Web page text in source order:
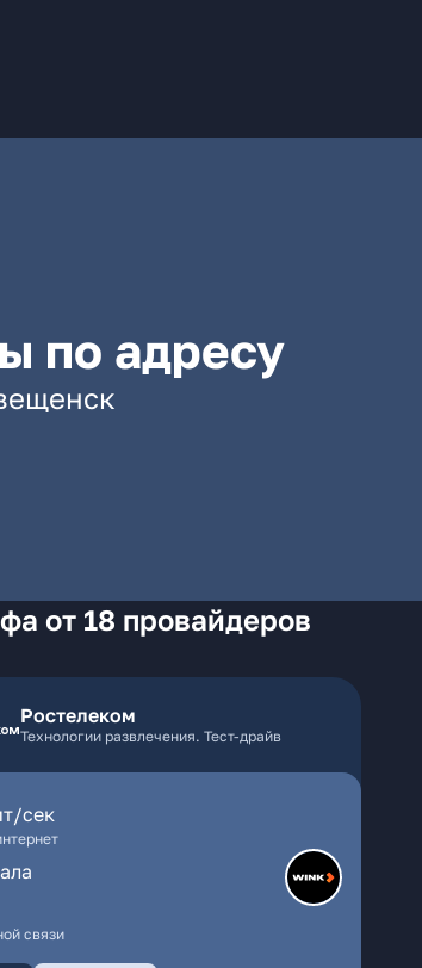
по адресу
от 18 провайдеров
Ростелеком
Технологии развлечения. Тест-драйв
сек
связи